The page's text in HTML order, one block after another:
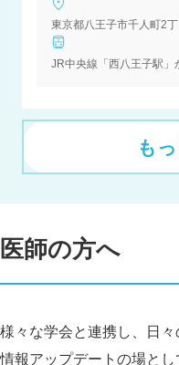
東京都八王子市千人町2
JR中央線「西八王子駅」
も
医師の方へ
様々な学会と連携し、日
情報アップデートの場とし